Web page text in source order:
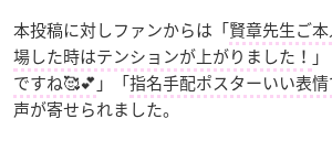
本投稿に対しファンからは「賢章先生ご
場した時はテンションが上がりました！
ですね🥰💕 」「指名手配ポスターいい表
声が寄せられました。